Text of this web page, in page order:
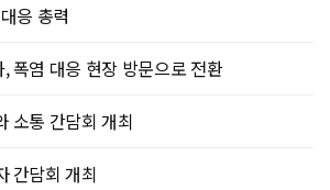
응 총력
폭염 대응 현장 방문으로 전환
소통 간담회 개최
간담회 개최